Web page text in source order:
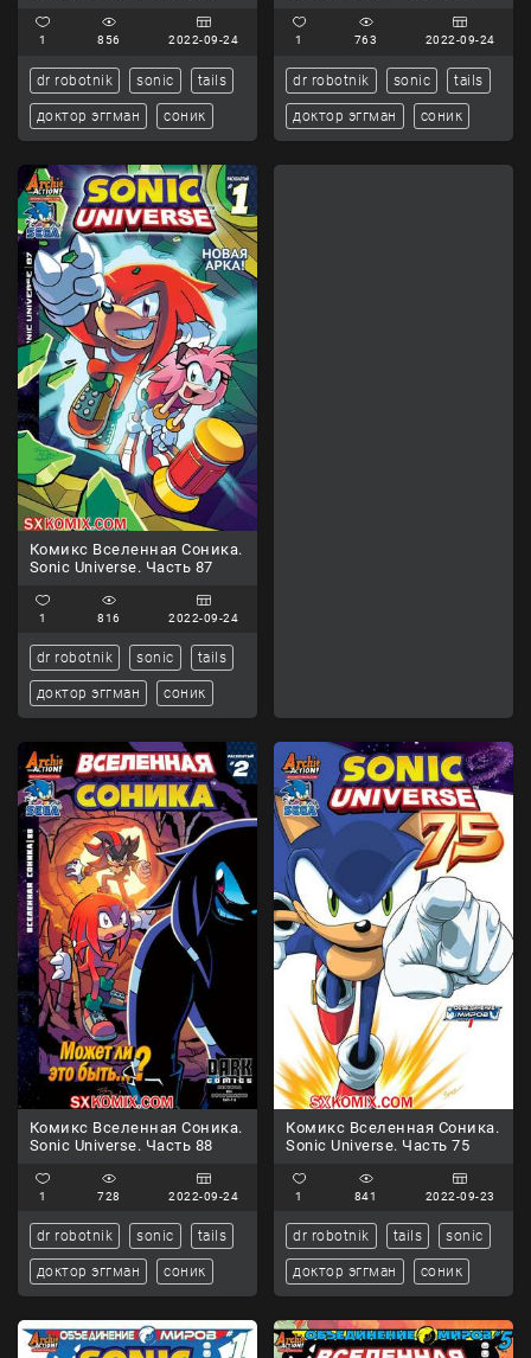
1 856 2022-09-24
dr robotnik sonic tails
доктор эггман соник
1 763 2022-09-24
dr robotnik sonic tails
доктор эггман соник
Комикс Вселенная Соника.
Sonic Universe. Часть 87
1 816 2022-09-24
dr robotnik sonic tails
доктор эггман соник
Комикс Вселенная Соника.
Sonic Universe. Часть 88
1 728 2022-09-24
dr robotnik sonic tails
доктор эггман соник
Комикс Вселенная Соника.
Sonic Universe. Часть 75
1 841 2022-09-23
dr robotnik tails sonic
доктор эггман соник